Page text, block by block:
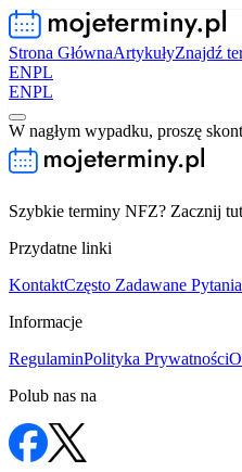
Strona GłównaArtykułyZnajdź
ENPL
ENPL
W nagłym wypadku, proszę
Szybkie terminy NFZ? Zacznij
Przydatne linki
KontaktCzęsto Zadawane Pytania
Informacje
RegulaminPolityka Prywatności
Polub nas na